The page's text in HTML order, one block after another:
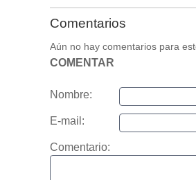
Comentarios
Aún no hay comentarios para
COMENTAR
Nombre:
E-mail:
Comentario: